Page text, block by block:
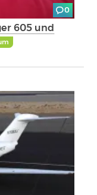
0
605 und